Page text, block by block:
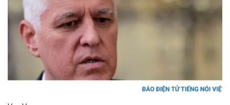
Quân sự - Quốc phòng